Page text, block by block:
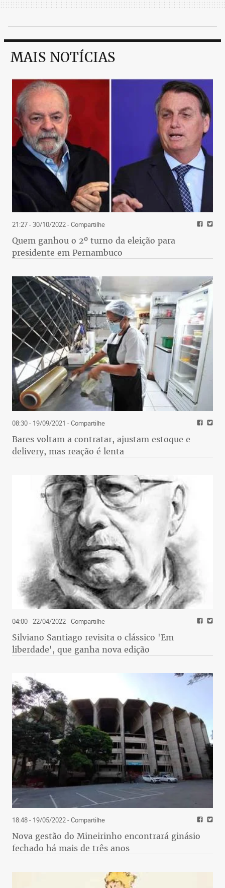
MAIS NOTÍCIAS
21:27 - 30/10/2022- Compartilhe
Quem ganhou o 2º turno da eleição para
presidente em Pernambuco
08:30 - 19/09/2021 - Compartilhe
Bares voltam a contratar, ajustam estoque e
delivery, mas reação é lenta
04:00 - 22/04/2022- Compartilhe
Silviano Santiago revisita o clássico 'Em
liberdade', que ganha nova edição
18:48 - 19/05/2022- Compartilhe
Nova gestão do Mineirinho encontrará ginásio
fechado há mais de três anos